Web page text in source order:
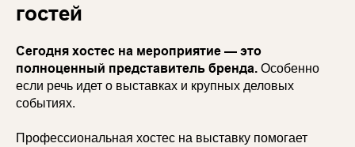
гостей
Сегодня хостес на мероприятие — это
полноценный представитель бренда. Особенно
если речь идет о выставках и крупных деловых
событиях.
Профессиональная хостес на выставку помогает